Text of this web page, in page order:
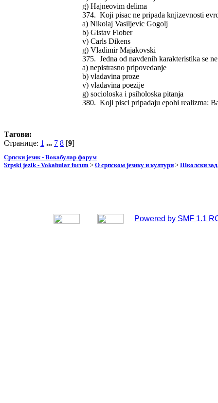
g) Hajneovim delima
374. Koji pisac ne pripada knjizevnosti
a) Nikolaj Vasiljevic Gogolj
b) Gistav Flober
v) Carls Dikens
g) Vladimir Majakovski
375. Jedna od navdenih karakteristika se
a) nepistrasno pripovedanje
b) vladavina proze
v) vladavina poezije
g) socioloska i psiholoska pitanja
380. Koji pisci pripadaju epohi realizma:
Тагови:
Странице: 1 ... 7 8 [9]
Српски језик - Вокабулар форум
Srpski jezik - Vokabular forum > О српском језику и култури > Школски
Powered by SMF 1.1